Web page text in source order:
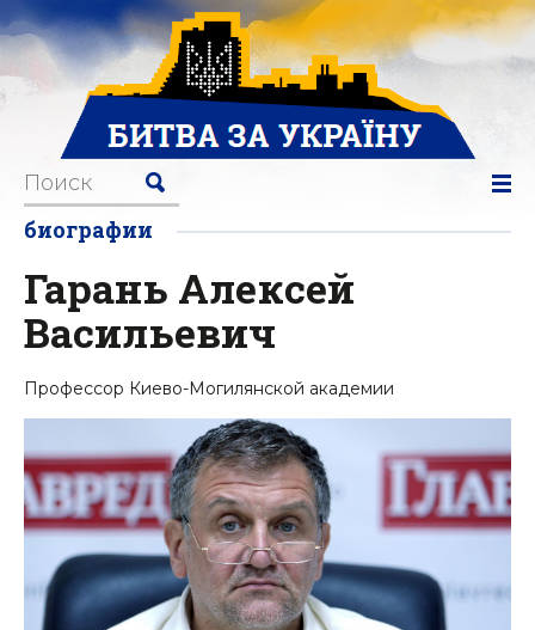
биографии
Гарань Алексей
Васильевич
Профессор Киево-Могилянской академии